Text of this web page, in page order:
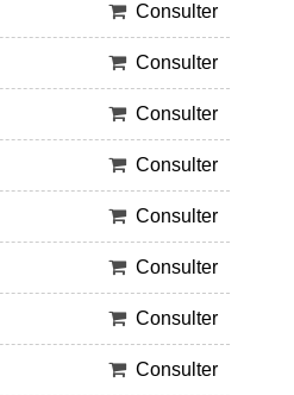
Consulter
Consulter
Consulter
Consulter
Consulter
Consulter
Consulter
Consulter